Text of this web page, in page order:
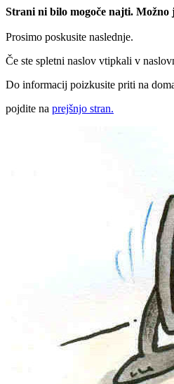
Strani ni bilo mogoče najti. Možno
Prosimo poskusite naslednje.
Če ste spletni naslov vtipkali v
Do informacij poizkusite priti na
pojdite na prejšnjo stran.